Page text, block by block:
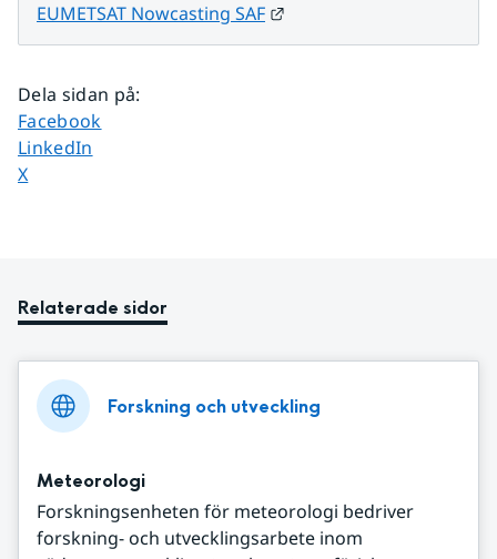
EUMETSAT Nowcasting SAF
Dela sidan på:
Dela sidan på
Facebook
Dela sidan på
LinkedIn
Dela sidan på
X
Relaterade sidor
Forskning och utveckling
Meteorologi
Forskningsenheten för meteorologi bedriver
forskning- och utvecklingsarbete inom